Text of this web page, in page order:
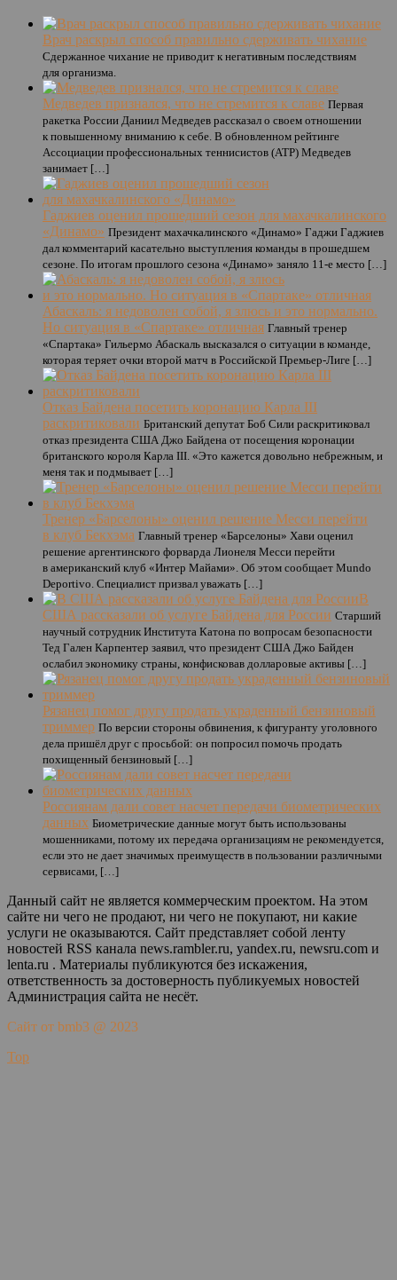
Врач раскрыл способ правильно сдерживать чихание
Сдержанное чихание не приводит к негативным последствиям
для организма.
Медведев признался, что не стремится к славе Первая
ракетка России Даниил Медведев рассказал о своем отношении
к повышенному вниманию к себе. В обновленном рейтинге
Ассоциации профессиональных теннисистов (ATP) Медведев
занимает […]
Гаджиев оценил прошедший сезон для махачкалинского
«Динамо» Президент махачкалинского «Динамо» Гаджи Гаджиев
дал комментарий касательно выступления команды в прошедшем
сезоне. По итогам прошлого сезона «Динамо» заняло 11-е место […]
Абаскаль: я недоволен собой, я злюсь и это нормально.
Но ситуация в «Спартаке» отличная Главный тренер
«Спартака» Гильермо Абаскаль высказался о ситуации в команде,
которая теряет очки второй матч в Российской Премьер-Лиге […]
Отказ Байдена посетить коронацию Карла III
раскритиковали Британский депутат Боб Сили раскритиковал
отказ президента США Джо Байдена от посещения коронации
британского короля Карла III. «Это кажется довольно небрежным, и
меня так и подмывает […]
Тренер «Барселоны» оценил решение Месси перейти
в клуб Бекхэма Главный тренер «Барселоны» Хави оценил
решение аргентинского форварда Лионеля Месси перейти
в американский клуб «Интер Майами». Об этом сообщает Mundo
Deportivo. Специалист призвал уважать […]
В
США рассказали об услуге Байдена для России Старший
научный сотрудник Института Катона по вопросам безопасности
Тед Гален Карпентер заявил, что президент США Джо Байден
ослабил экономику страны, конфисковав долларовые активы […]
Рязанец помог другу продать украденный бензиновый
триммер По версии стороны обвинения, к фигуранту уголовного
дела пришёл друг с просьбой: он попросил помочь продать
похищенный бензиновый […]
Россиянам дали совет насчет передачи биометрических
данных Биометрические данные могут быть использованы
мошенниками, потому их передача организациям не рекомендуется,
если это не дает значимых преимуществ в пользовании различными
сервисами, […]
Данный сайт не является коммерческим проектом. На этом
сайте ни чего не продают, ни чего не покупают, ни какие
услуги не оказываются. Сайт представляет собой ленту
новостей RSS канала news.rambler.ru, yandex.ru, newsru.com и
lenta.ru . Материалы публикуются без искажения,
ответственность за достоверность публикуемых новостей
Администрация сайта не несёт.
Сайт от bmb3 @ 2023
Top